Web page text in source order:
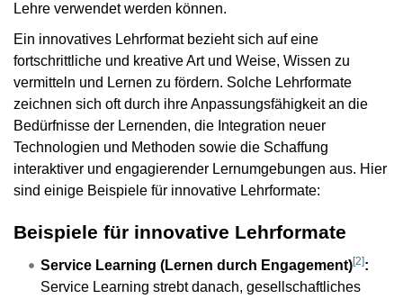
Lehre verwendet werden können.
Ein innovatives Lehrformat bezieht sich auf eine
fortschrittliche und kreative Art und Weise, Wissen zu
vermitteln und Lernen zu fördern. Solche Lehrformate
zeichnen sich oft durch ihre Anpassungsfähigkeit an die
Bedürfnisse der Lernenden, die Integration neuer
Technologien und Methoden sowie die Schaffung
interaktiver und engagierender Lernumgebungen aus. Hier
sind einige Beispiele für innovative Lehrformate:
Beispiele für innovative Lehrformate
Service Learning (Lernen durch Engagement)[2]:
Service Learning strebt danach, gesellschaftliches